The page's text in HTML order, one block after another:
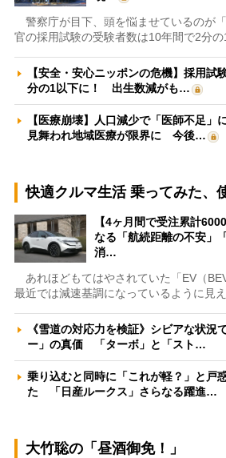
警察庁が目下、頭を悩ませているのが
官の採用試験の受験者数は10年間で2分の
【安全・安心ニッポンの危機】採用試
分の1以下に！ 出生数減がも…
【医療崩壊】人口減少で「医師不足」
見舞われ地域医療が限界に 今後…
快適クルマ生活 乗ってみた、
【4ヶ月間で受注累計
なる「航続距離の不安」
消…
あれほどもてはやされていた「EV（
最近では減速基調になっているように見
《雪道の対応力を検証》シビアな状況
ー」の真価 「ターボ」と「スト…
乗り込むと同時に「これが軽？」と戸
た 「日産ルークス」さらなる躍進…
大竹聡の「昼酒御免！」